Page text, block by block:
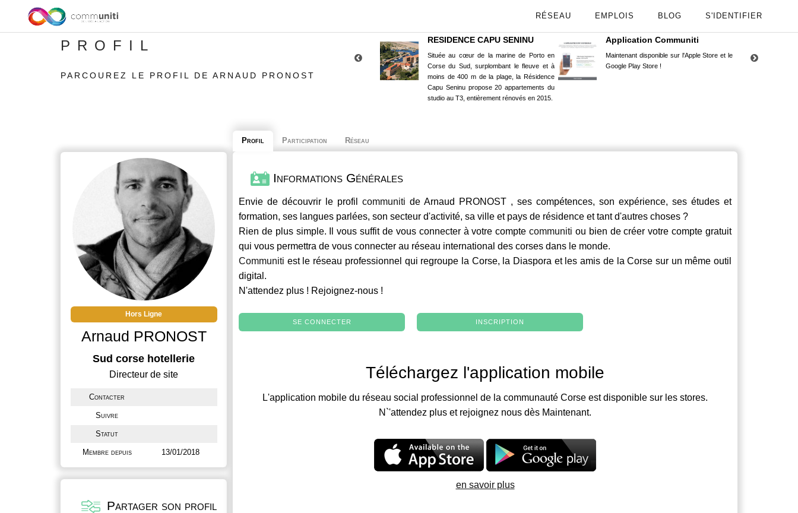
RÉSEAU EMPLOIS BLOG S'IDENTIFIER
PROFIL
PARCOUREZ LE PROFIL DE ARNAUD PRONOST
RESIDENCE CAPU SENINU
Située au cœur de la marine de Porto en
Corse du Sud, surplombant le fleuve et à
moins de 400 m de la plage, la Résidence
Capu Seninu propose 20 appartements du
studio au T3, entièrement rénovés en 2015.
Application Communiti
Maintenant disponible sur l'Apple Store et le
Google Play Store !
Hors Ligne
Arnaud PRONOST
Sud corse hotellerie
Directeur de site
Contacter
Suivre
Statut
Membre depuis 13/01/2018
Partager son profil
Profil Participation Réseau
Informations Générales
Envie de découvrir le profil communiti de Arnaud PRONOST , ses compétences, son expérience, ses études et
formation, ses langues parlées, son secteur d'activité, sa ville et pays de résidence et tant d'autres choses ?
Rien de plus simple. Il vous suffit de vous connecter à votre comptecommuniti ou bien de créer votre compte gratuit
qui vous permettra de vous connecter au réseau international des corses dans le monde.
Communiti est le réseau professionnel qui regroupe la Corse, la Diaspora et les amis de la Corse sur un même outil
digital.
N'attendez plus ! Rejoignez-nous !
SE CONNECTER INSCRIPTION
Téléchargez l'application mobile
L'application mobile du réseau social professionnel de la communauté Corse est disponible sur les stores.
N`'attendez plus et rejoignez nous dès Maintenant.
en savoir plus